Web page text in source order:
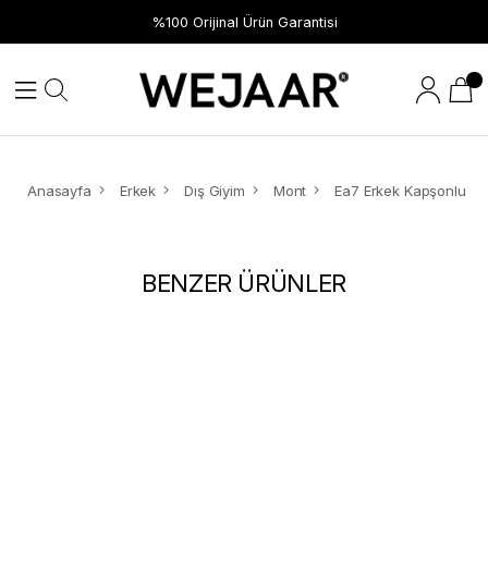
%100 Orijinal Ürün Garantisi
Anasayfa Erkek Dış Giyim Mont
BENZER ÜRÜNLER